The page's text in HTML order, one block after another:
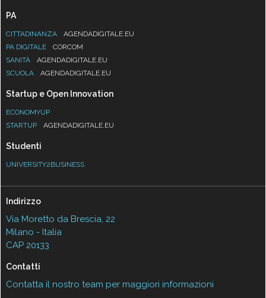
PA
CITTADINANZA
AGENDADIGITALE.EU
PA DIGITALE
CORCOM
SANITÀ
AGENDADIGITALE.EU
SCUOLA
AGENDADIGITALE.EU
Startup e Open Innovation
ECONOMYUP
STARTUP
AGENDADIGITALE.EU
Studenti
UNIVERSITY2BUSINESS
Indirizzo
Via Moretto da Brescia, 22
Milano - Italia
CAP 20133
Contatti
Contatta il nostro team per maggiori informazioni